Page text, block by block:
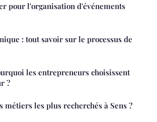
pour l'organisation d'événements
: tout savoir sur le processus de
les entrepreneurs choisissent
?
métiers les plus recherchés à Sens ?